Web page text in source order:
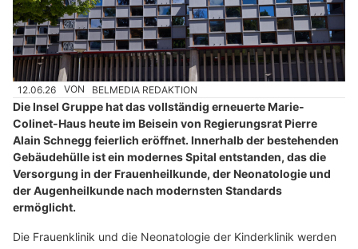
12.06.26 VON BELMEDIA REDAKTION
Die Insel Gruppe hat das vollständig erneuerte Marie-
Colinet-Haus heute im Beisein von Regierungsrat Pierre
Alain Schnegg feierlich eröffnet. Innerhalb der bestehenden
Gebäudehülle ist ein modernes Spital entstanden, das die
Versorgung in der Frauenheilkunde, der Neonatologie und
der Augenheilkunde nach modernsten Standards
ermöglicht.
Die Frauenklinik und die Neonatologie der Kinderklinik werden